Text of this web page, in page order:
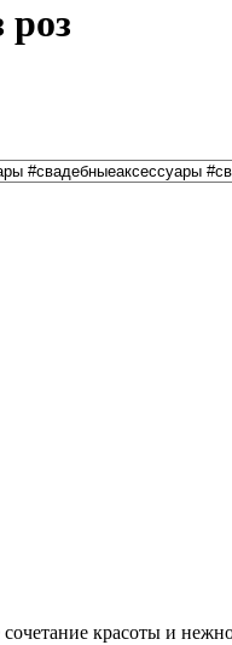
роз
красоты и